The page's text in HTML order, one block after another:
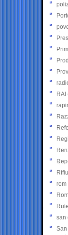
RAI
rom
san
San